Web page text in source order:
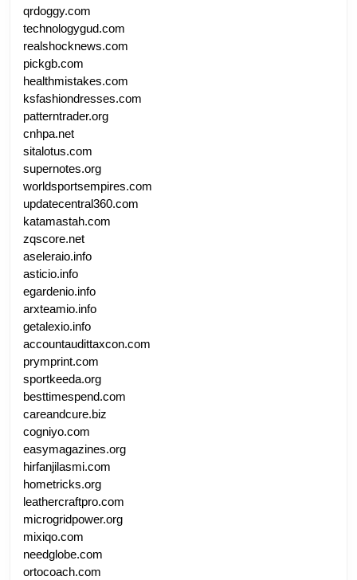
qrdoggy.com
technologygud.com
realshocknews.com
pickgb.com
healthmistakes.com
ksfashiondresses.com
patterntrader.org
cnhpa.net
sitalotus.com
supernotes.org
worldsportsempires.com
updatecentral360.com
katamastah.com
zqscore.net
aseleraio.info
asticio.info
egardenio.info
arxteamio.info
getalexio.info
accountaudittaxcon.com
prymprint.com
sportkeeda.org
besttimespend.com
careandcure.biz
cogniyo.com
easymagazines.org
hirfanjilasmi.com
hometricks.org
leathercraftpro.com
microgridpower.org
mixiqo.com
needglobe.com
ortocoach.com